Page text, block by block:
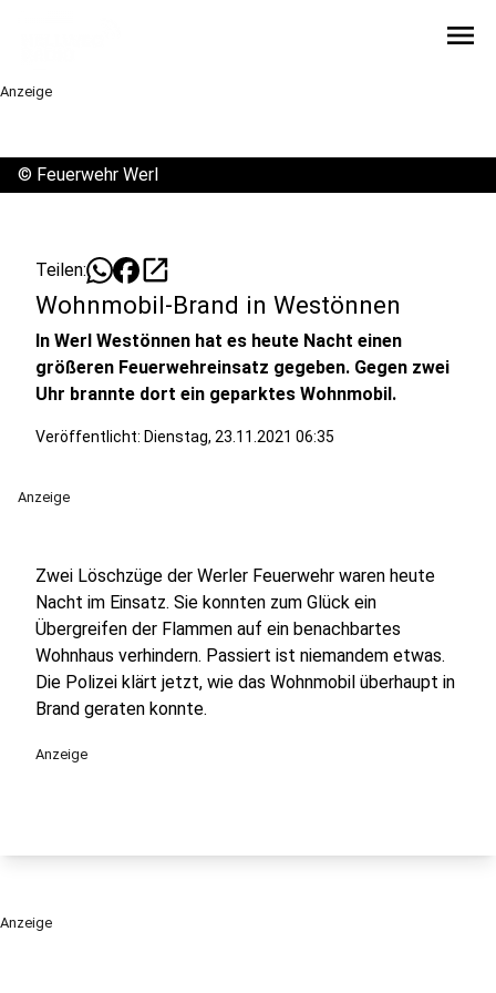
menu
Anzeige
© Feuerwehr Werl
Teilen: open_in_new
Wohnmobil-Brand in Westönnen
In Werl Westönnen hat es heute Nacht einen
größeren Feuerwehreinsatz gegeben. Gegen zwei
Uhr brannte dort ein geparktes Wohnmobil.
Veröffentlicht: Dienstag, 23.11.2021 06:35
Anzeige
Zwei Löschzüge der Werler Feuerwehr waren heute
Nacht im Einsatz. Sie konnten zum Glück ein
Übergreifen der Flammen auf ein benachbartes
Wohnhaus verhindern. Passiert ist niemandem etwas.
Die Polizei klärt jetzt, wie das Wohnmobil überhaupt in
Brand geraten konnte.
Anzeige
Anzeige